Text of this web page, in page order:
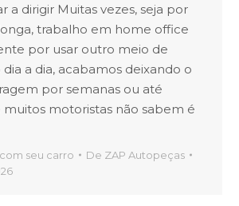
a dirigir Muitas vezes, seja por
trabalho em home office
por usar outro meio de
a dia, acabamos deixando o
por semanas ou até
muitos motoristas não sabem é
seu carro De ZAP Autopeças